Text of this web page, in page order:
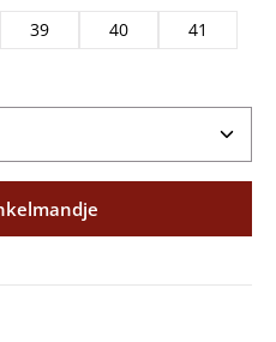
39 40
41
de gewenste